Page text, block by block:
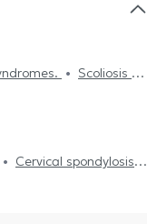
Scoliosis
surgery
Cervical spondylosis